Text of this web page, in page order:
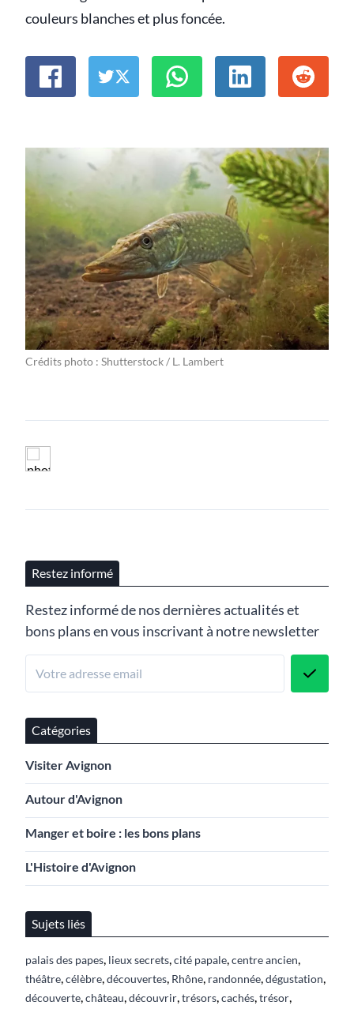
couleurs blanches et plus foncée.
Crédits photo : Shutterstock / L. Lambert
Restez informé
Restez informé de nos dernières actualités et
bons plans en vous inscrivant à notre newsletter
Catégories
Visiter Avignon
Autour d'Avignon
Manger et boire : les bons plans
L'Histoire d'Avignon
Sujets liés
palais des papes lieux secrets cité papale centre ancien
théâtre célèbre découvertes Rhône randonnée dégustation
découverte château découvrir trésors cachés trésor